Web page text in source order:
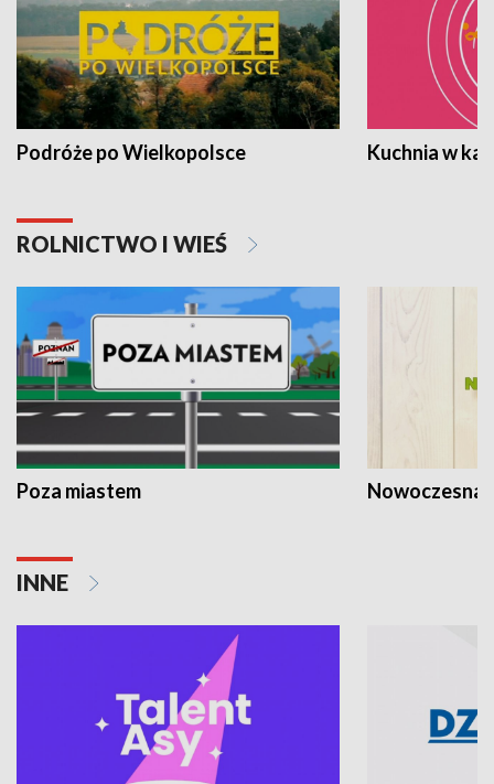
Podróże po Wielkopolsce Kuchnia w
ROLNICTWO I WIEŚ
Poza miastem Nowoczesna
INNE